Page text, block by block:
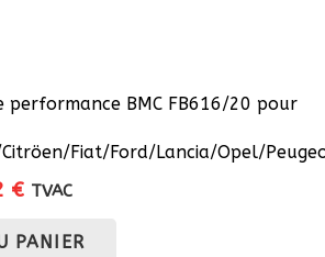
performance BMC FB616/20 pour
Citröen/Fiat/Ford/Lancia/Opel/
€Le
actuel
TVAC
PANIER